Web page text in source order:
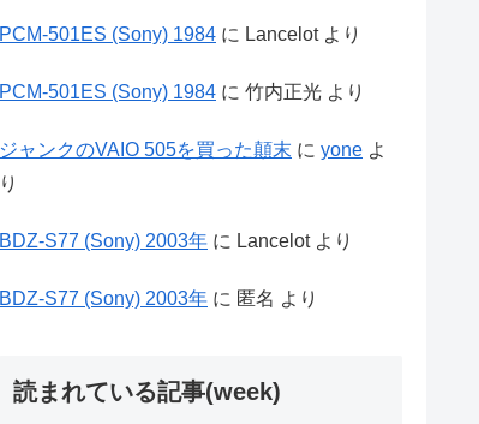
PCM-501ES (Sony) 1984 に Lancelotより
PCM-501ES (Sony) 1984 に 竹内正光 より
ジャンクのVAIO 505を買った顛末 に yone よ
り
BDZ-S77 (Sony) 2003年 に Lancelotより
BDZ-S77 (Sony) 2003年 に 匿名 より
読まれている記事(week)